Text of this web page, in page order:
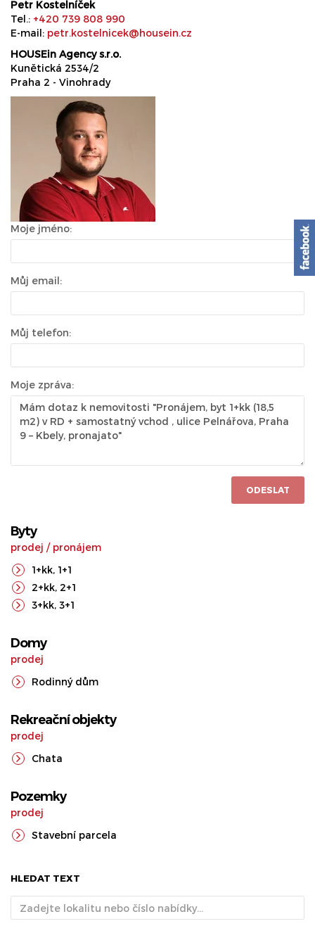
Petr Kostelníček
Tel.: +420 739 808 990
E-mail: petr.kostelnicek@housein.cz
HOUSEin Agency s.r.o.
Kunětická 2534/2
Praha 2 - Vinohrady
Moje jméno:
Můj email:
Můj telefon:
Moje zpráva:
ODESLAT
Byty
prodej / pronájem
1+kk, 1+1
2+kk, 2+1
3+kk, 3+1
Domy
prodej
Rodinný dům
Rekreační objekty
prodej
Chata
Pozemky
prodej
Stavební parcela
HLEDAT TEXT